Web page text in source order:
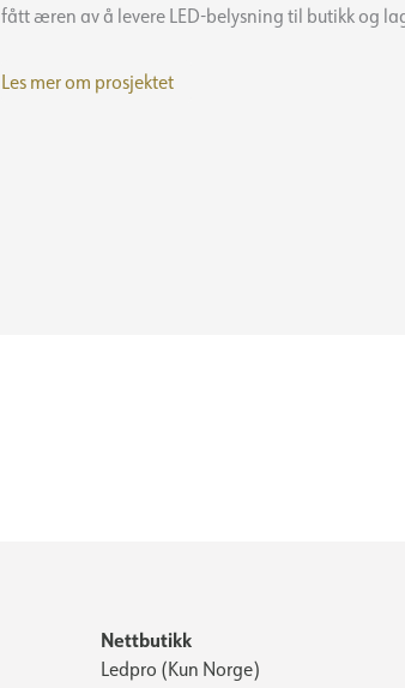
fått æren av å levere LED-belysning til butikk og
Les mer om prosjektetSpejder
Nettbutikk
Ledpro (Kun Norge)